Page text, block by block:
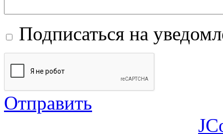
Подписаться на
Отправить